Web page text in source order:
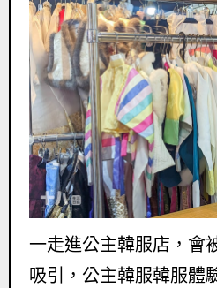
一走進公主韓服店，會
吸引，公主韓服韓服體